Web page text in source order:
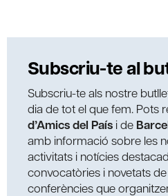
Subscriu-te al
Subscriu-te als nostre
dia de tot el que fem. Pots
d’Amics del País i de
amb informació sobre les
activitats i notícies
convocatòries i novetats
conferències que